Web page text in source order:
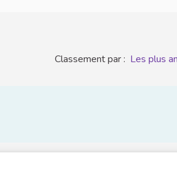
Classement par : Les plus